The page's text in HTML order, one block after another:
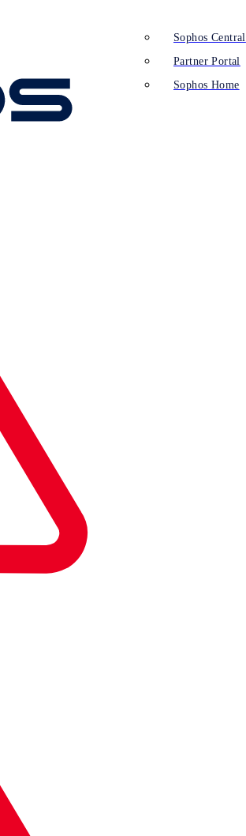
Sophos Central
Partner Portal
Sophos Home